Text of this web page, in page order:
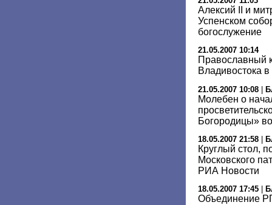
Алексий II и
Успенском
богослужение
21.05.2007 10:14
Православный
Владивостока
21.05.2007 10:08 |
Молебен о
Богородицы»
18.05.2007 21:58
Круглый стол,
Московского
РИА Новости
18.05.2007 17:45
Объединение